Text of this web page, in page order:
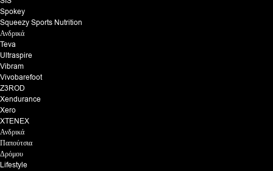
Spokey
Squeezy Sports Nutrition
Ανδρικά
Teva
Ultraspire
Vibram
Vivobarefoot
Z3ROD
Xendurance
Xero
XTENEX
Ανδρικά
Παπούτσια
Δρόμου
Lifestyle